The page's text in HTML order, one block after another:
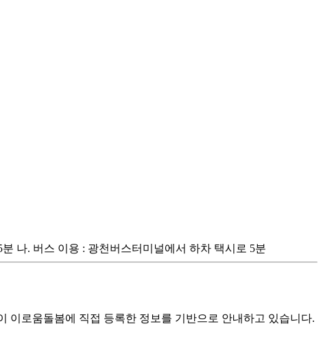
나. 버스 이용 : 광천버스터미널에서 하차 택시로 5분
이로움돌봄에 직접 등록한 정보를 기반으로 안내하고 있습니다.